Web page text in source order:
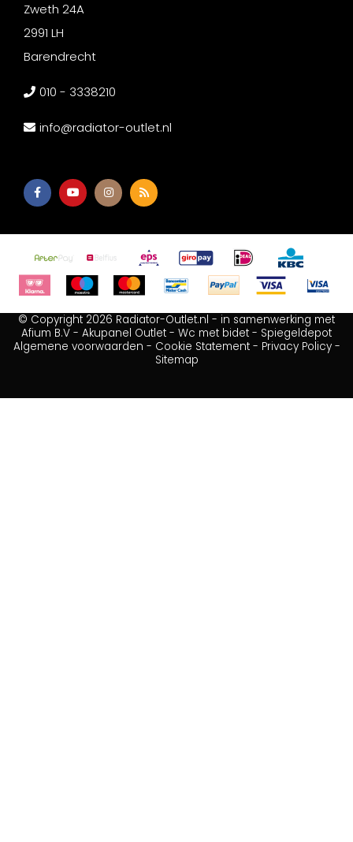
Zweth 24A
2991 LH
Barendrecht
010 - 3338210
info@radiator-outlet.nl
© Copyright 2026 Radiator-Outlet.nl - in samenwerking met
Afium B.V - Akupanel Outlet - Wc met bidet - Spiegeldepot
Algemene voorwaarden - Cookie Statement- Privacy Policy-
Sitemap